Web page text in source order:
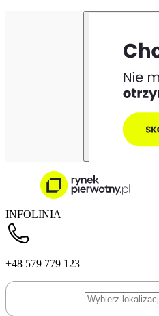
INFOLINIA
+48 579 779 123